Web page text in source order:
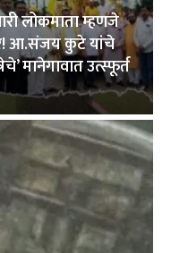
लोकमाता म्हणजे
आ.संजय कुटे यांचे
मानेगावात उत्स्फूर्त